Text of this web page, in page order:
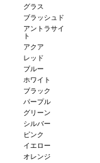
グラス
ブラッシュド
アントラサイ
ト
アクア
レッド
ブルー
ホワイト
ブラック
パープル
グリーン
シルバー
ピンク
イエロー
オレンジ